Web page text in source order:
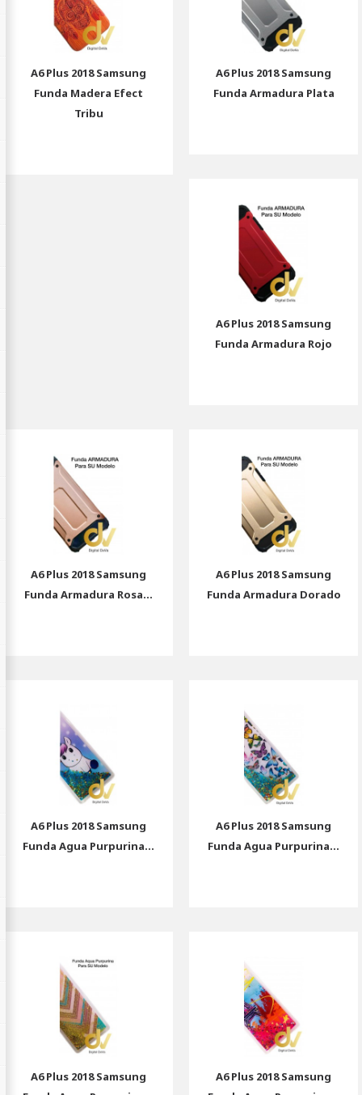
A6 Plus 2018 Samsung
Funda Madera Efect
Tribu
A6 Plus 2018 Samsung
Funda Armadura Plata
A6 Plus 2018 Samsung
Funda Armadura Rojo
A6 Plus 2018 Samsung
Funda Armadura Rosa...
A6 Plus 2018 Samsung
Funda Armadura Dorado
A6 Plus 2018 Samsung
Funda Agua Purpurina...
A6 Plus 2018 Samsung
Funda Agua Purpurina...
A6 Plus 2018 Samsung
A6 Plus 2018 Samsung